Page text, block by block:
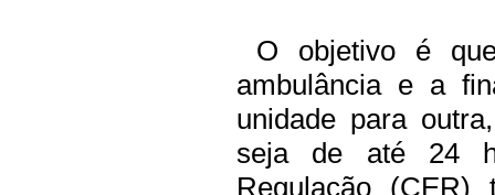
O objetivo é
ambulância e a
unidade para
seja de até 24
Regulação